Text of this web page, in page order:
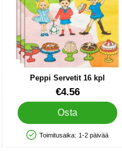
Peppi Servetit 16 kpl
Tuote.nro 45253€4.56
Osta
Saatavuus: Varastossa
Toimitusaika: 1-2 päivää